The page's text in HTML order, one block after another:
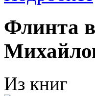
Флинта
Из книг